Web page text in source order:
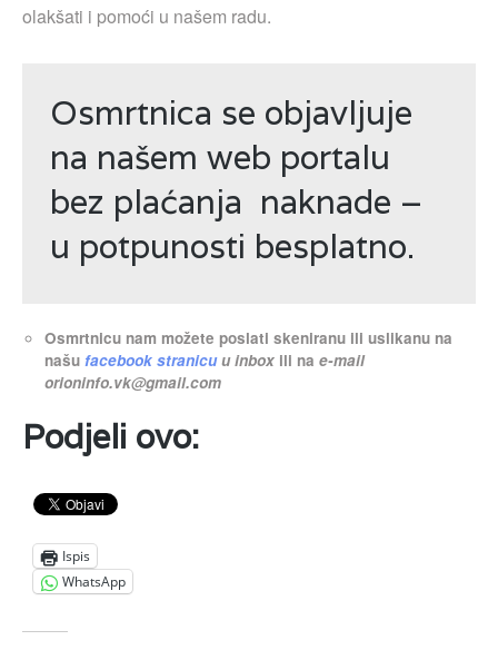
olakšati i pomoći u našem radu.
Osmrtnica se objavljuje
na našem web portalu
bez plaćanja naknade –
u potpunosti besplatno.
Osmrtnicu nam možete poslati skeniranu ili uslikanu na
našufacebook stranicuu inbox ili nae-mail
orioninfo.vk@gmail.com
Podjeli ovo:
Ispis
WhatsApp